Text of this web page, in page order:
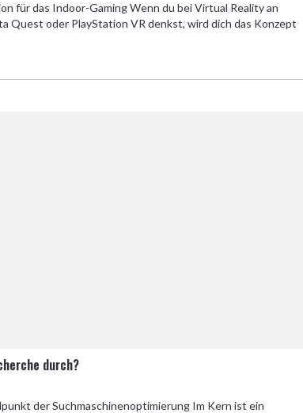
für das Indoor-Gaming Wenn du bei Virtual Reality an
Quest oder PlayStation VR denkst, wird dich das Konzept
durch?
der Suchmaschinenoptimierung Im Kern ist ein